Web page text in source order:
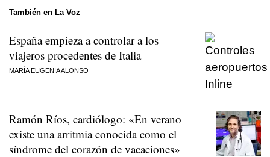
También en La Voz
España empieza a controlar a los
viajeros procedentes de Italia
MARÍA EUGENIA ALONSO
Ramón Ríos, cardiólogo: «En verano
existe una arritmia conocida como el
síndrome del corazón de vacaciones»